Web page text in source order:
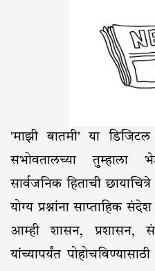
'माझी बातमी' या डिजिटल
सभोवतालच्या तुम्हाला
सार्वजनिक हिताची
योग्य प्रश्नांना साप्ताहिक
आम्ही शासन, प्रशासन,
यांच्यापर्यंत